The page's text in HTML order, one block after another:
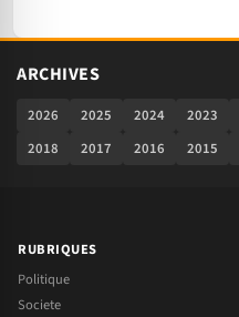
ARCHIVES
2026 2025 2024 2023
2018
2017 2016 2015
RUBRIQUES
Politique
Societe